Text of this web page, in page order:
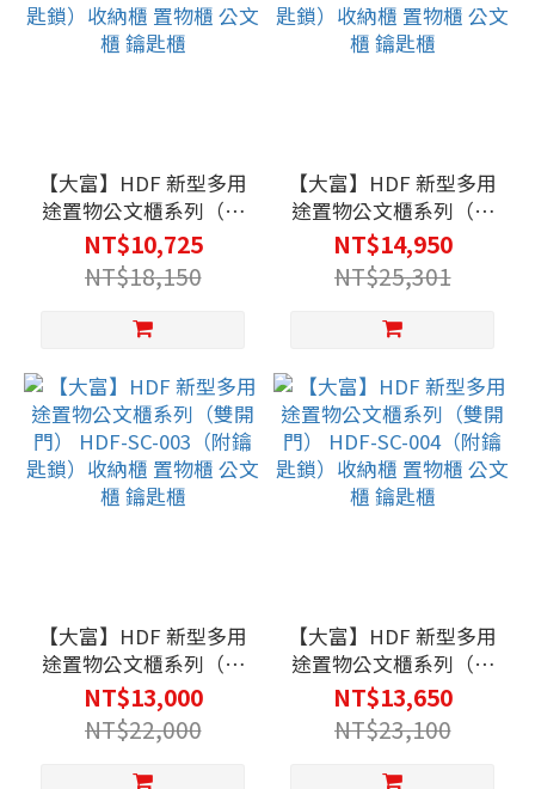
【大富】HDF 新型多用
途置物公文櫃系列（雙
開門） HDF-SC-
001（附鑰匙鎖）收納
櫃 置物櫃 公文櫃 鑰匙
櫃
NT$10,725
NT$18,150
【大富】HDF 新型多用
途置物公文櫃系列（雙
開門） HDF-SC-
002（附鑰匙鎖）收納
櫃 置物櫃 公文櫃 鑰匙
櫃
NT$14,950
NT$25,301
【大富】HDF 新型多用
途置物公文櫃系列（雙
開門） HDF-SC-
003（附鑰匙鎖）收納
櫃 置物櫃 公文櫃 鑰匙
櫃
NT$13,000
NT$22,000
【大富】HDF 新型多用
途置物公文櫃系列（雙
開門） HDF-SC-
004（附鑰匙鎖）收納
櫃 置物櫃 公文櫃 鑰匙
櫃
NT$13,650
NT$23,100